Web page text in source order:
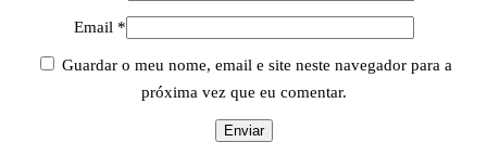
Email *
Guardar o meu nome, email e site neste navegador para a
próxima vez que eu comentar.